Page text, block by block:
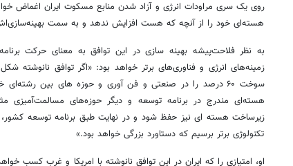
هسته‌ای خود را از آنچه که هست افزایش ندهد و به سمت
تکنولوژی برتر برسیم که دستاورد بزرگی خواهد بود.»